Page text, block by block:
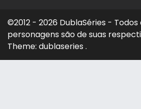
©2012 - 2026 DublaSéries -
personagens são de suas
Theme: dublaseries .